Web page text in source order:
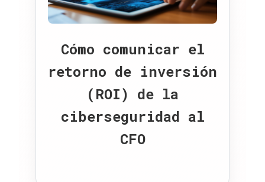
Cómo comunicar el
retorno de inversión
(ROI) de la
ciberseguridad al
CFO